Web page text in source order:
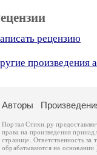
рецензию
произведения
Авторы
Портал Стихи.ру
права на произведения
странице. Ответственность за
обрабатываются на основании